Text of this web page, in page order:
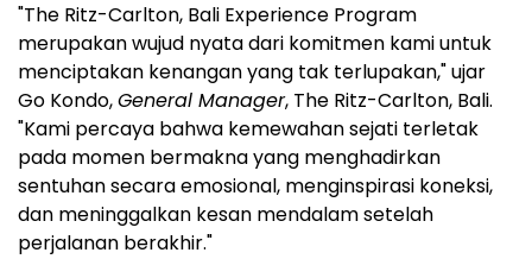
"The Ritz-Carlton, Bali Experience Program
merupakan wujud nyata dari komitmen kami untuk
menciptakan kenangan yang tak terlupakan," ujar
Go Kondo,General Manager, The Ritz-Carlton, Bali.
"Kami percaya bahwa kemewahan sejati terletak
pada momen bermakna yang menghadirkan
sentuhan secara emosional, menginspirasi koneksi,
dan meninggalkan kesan mendalam setelah
perjalanan berakhir."